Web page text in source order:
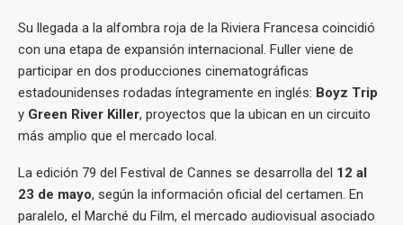
Su llegada a la alfombra roja de la Riviera Francesa coincidió
con una etapa de expansión internacional. Fuller viene de
participar en dos producciones cinematográficas
estadounidenses rodadas íntegramente en inglés: Boyz Trip
y Green River Killer, proyectos que la ubican en un circuito
más amplio que el mercado local.
La edición 79 del Festival de Cannes se desarrolla del 12 al
23 de mayo, según la información oficial del certamen. En
paralelo, el Marché du Film, el mercado audiovisual asociado